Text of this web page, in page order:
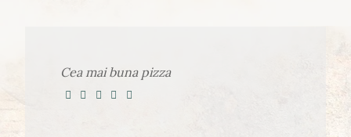
Cea mai buna pizza